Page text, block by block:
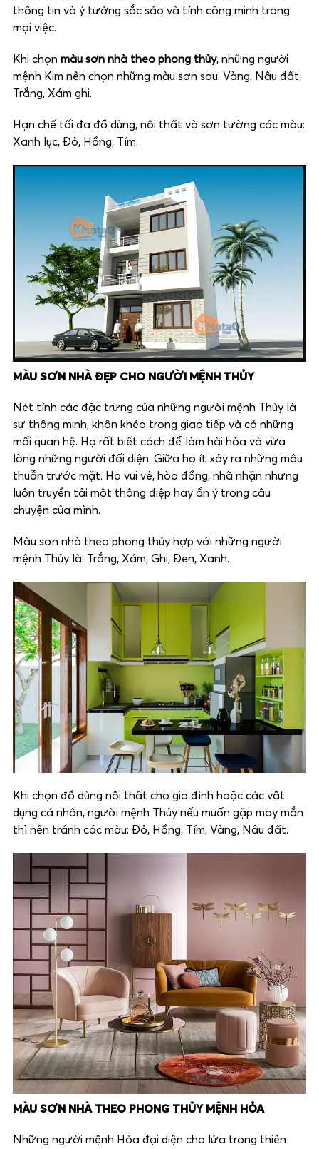
thông tin và ý tưởng sắc sảo và tính công minh trong
mọi việc.
Khi chọn màu sơn nhà theo phong thủy, những người
mệnh Kim nên chọn những màu sơn sau: Vàng, Nâu đất,
Trắng, Xám ghi.
Hạn chế tối đa đồ dùng, nội thất và sơn tường các màu:
Xanh lục, Đỏ, Hồng, Tím.
MÀU SƠN NHÀ ĐẸP CHO NGƯỜI MỆNH THỦY
Nét tính các đặc trưng của những người mệnh Thủy là
sự thông minh, khôn khéo trong giao tiếp và cả những
mối quan hệ. Họ rất biết cách để làm hài hòa và vừa
lòng những người đối diện. Giữa họ ít xảy ra những mâu
thuẫn trước mặt. Họ vui vẻ, hòa đồng, nhã nhặn nhưng
luôn truyền tải một thông điệp hay ẩn ý trong câu
chuyện của mình.
Màu sơn nhà theo phong thủy hợp với những người
mệnh Thủy là: Trắng, Xám, Ghi, Đen, Xanh.
Khi chọn đồ dùng nội thất cho gia đình hoặc các vật
dụng cá nhân, người mệnh Thủy nếu muốn gặp may mắn
thì nên tránh các màu: Đỏ, Hồng, Tím, Vàng, Nâu đất.
MÀU SƠN NHÀ THEO PHONG THỦY MỆNH HỎA
Những người mệnh Hỏa đại diện cho lửa trong thiên